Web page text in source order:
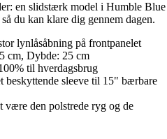
en slidstærk model i Humble Blue
du kan klare dig gennem dagen.
lynlåsåbning på frontpanelet
cm, Dybde: 25 cm
til hverdagsbrug
beskyttende sleeve til 15" bærbare
være den polstrede ryg og de